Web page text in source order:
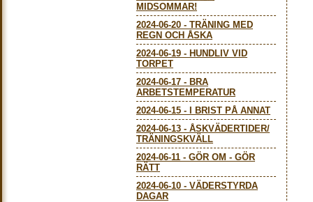
MIDSOMMAR!
2024-06-20 - TRÄNING MED
REGN OCH ÅSKA
2024-06-19 - HUNDLIV VID
TORPET
2024-06-17 - BRA
ARBETSTEMPERATUR
2024-06-15 -
I BRIST PÅ ANNAT
2024-06-13 - ÅSKVÄDERTIDER/
TRÄNINGSKVÄLL
2024-06-11 - GÖR OM - GÖR
RÄTT
2024-06-10 - VÄDERSTYRDA
DAGAR